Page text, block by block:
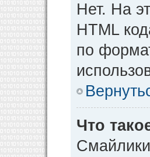
Нет. На
HTML
по
Что